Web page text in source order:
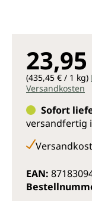
(435,45 € / 1 kg)
Versandkosten
Sofort
versandfertig
EAN: